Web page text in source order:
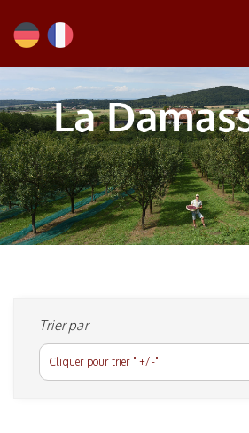
Trier par
Cliquer pour trier " +/-"